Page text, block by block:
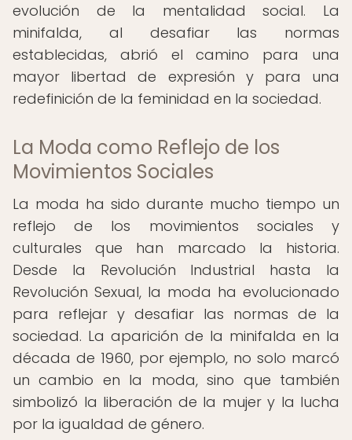
evolución de la mentalidad social. La
minifalda, al desafiar las normas
establecidas, abrió el camino para una
mayor libertad de expresión y para una
redefinición de la feminidad en la sociedad.
La Moda como Reflejo de los
Movimientos Sociales
La moda ha sido durante mucho tiempo un
reflejo de los movimientos sociales y
culturales que han marcado la historia.
Desde la Revolución Industrial hasta la
Revolución Sexual, la moda ha evolucionado
para reflejar y desafiar las normas de la
sociedad. La aparición de la minifalda en la
década de 1960, por ejemplo, no solo marcó
un cambio en la moda, sino que también
simbolizó la liberación de la mujer y la lucha
por la igualdad de género.